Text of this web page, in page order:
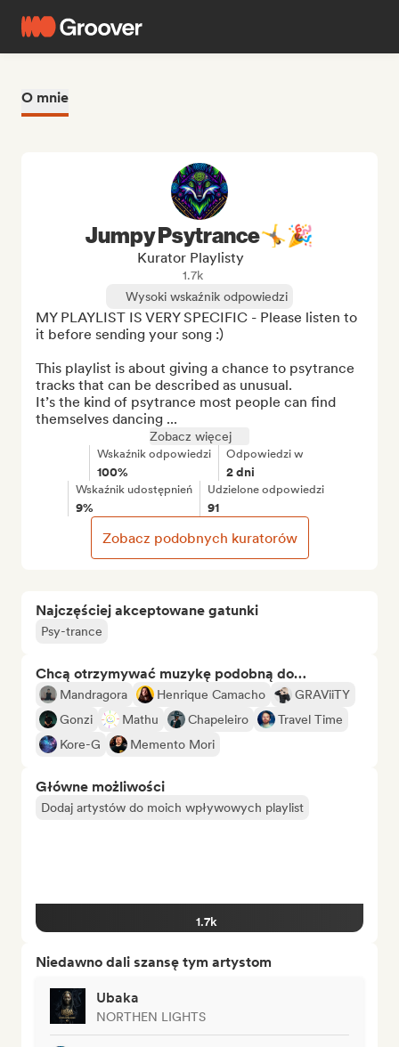
O mnie
Najczęściej akceptowane gatunki
Psy-trance
Chcą otrzymywać muzykę podobną do…
Mandragora Henrique Camacho
GRAViiTY
Gonzi
Mathu Chapeleiro
Travel Time
Kore-G
Memento Mori
Główne możliwości
Dodaj artystów do moich wpływowych playlist
1.7k
Niedawno dali szansę tym artystom
Ubaka
NORTHEN LIGHTS
Jumpy Psytrance🤸🎉
Kurator Playlisty
1.7k
Wysoki wskaźnik odpowiedzi
MY PLAYLIST IS VERY SPECIFIC - Please listen to
it before sending your song :)
This playlist is about giving a chance to psytrance
tracks that can be described as unusual.
It’s the kind of psytrance most people can find
themselves dancing ...
Zobacz więcej
Wskaźnik odpowiedzi
100%
Odpowiedzi w
2 dni
Wskaźnik udostępnień
9%
Udzielone odpowiedzi
91
Zobacz podobnych kuratorów